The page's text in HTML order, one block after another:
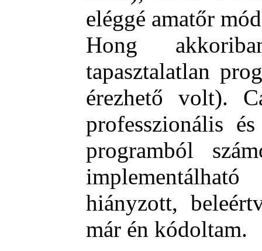
eléggé amatőr
Hong
tapasztalatlan
érezhető volt).
professzionális
programból
hiányzott,
már én kódoltam.